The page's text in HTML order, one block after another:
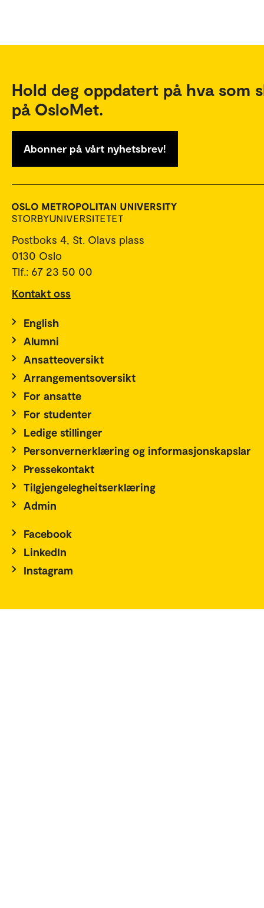
Hold deg oppdatert på hva som
på OsloMet.
Abonner på vårt nyhetsbrev!
Postboks 4, St. Olavs plass
0130 Oslo
Tlf.: 67 23 50 00
Kontakt oss
English
Alumni
Ansatteoversikt
Arrangementsoversikt
For ansatte
For studenter
Ledige stillinger
Personvernerklæring og informasjonskapslar
Pressekontakt
Tilgjengelegheitserklæring
Admin
Facebook
LinkedIn
Instagram